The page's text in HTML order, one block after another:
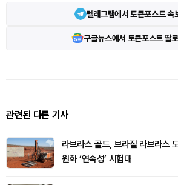
텔레그램에서 토큰포스트 속
구글뉴스에서 토큰포스트 팔
관련된 다른 기사
라브라스 골드, 브라질 라브라스
원화 ‘연속성’ 시험대